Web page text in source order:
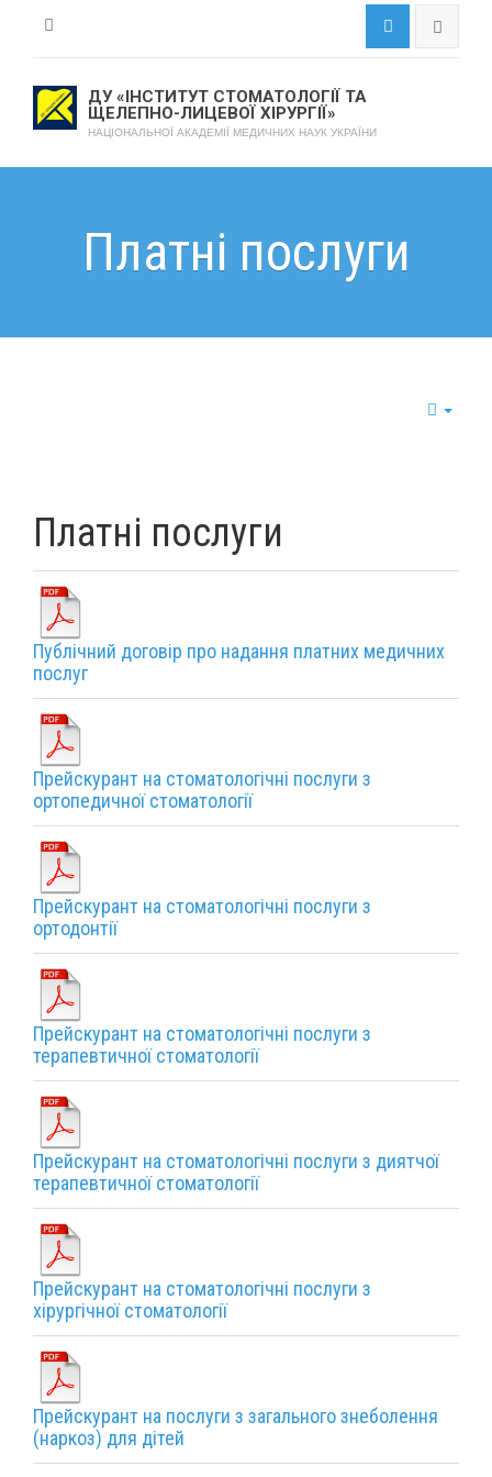
ДУ «ІНСТИТУТ СТОМАТОЛОГІЇ ТА
ЩЕЛЕПНО-ЛИЦЕВОЇ ХІРУРГІЇ»
НАЦІОНАЛЬНОЇ АКАДЕМІЇ МЕДИЧНИХ НАУК УКРАЇНИ
Платні послуги
Платні послуги
Публічний договір про надання платних медичних
послуг
Прейскурант на стоматологічні послуги з
ортопедичної стоматології
Прейскурант на стоматологічні послуги з
ортодонтії
Прейскурант на стоматологічні послуги з
терапевтичної стоматології
Прейскурант на стоматологічні послуги з диятчої
терапевтичної стоматології
Прейскурант на стоматологічні послуги з
хірургічної стоматології
Прейскурант на послуги з загального знеболення
(наркоз) для дітей